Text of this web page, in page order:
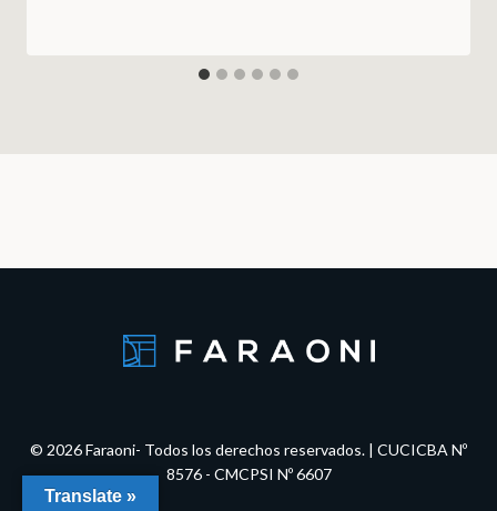
© 2026 Faraoni- Todos los derechos reservados. | CUCICBA Nº
8576 - CMCPSI Nº 6607
Translate »